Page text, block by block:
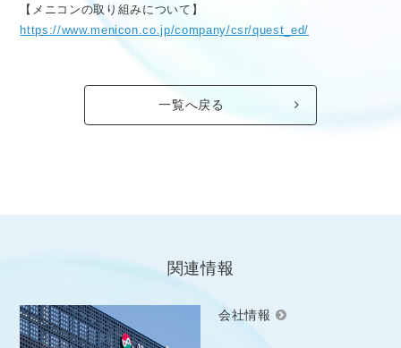
【メニコンの取り組みについて】
https://www.menicon.co.jp/company/csr/quest_ed/
一覧へ戻る
関連情報
会社情報